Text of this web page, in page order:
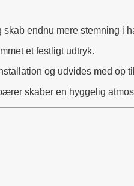
endnu mere stemning i
et festligt udtryk.
og udvides med op
skaber en hyggelig